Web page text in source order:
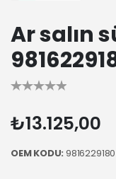
Ar salın
₺13.125,00
OEM KODU: